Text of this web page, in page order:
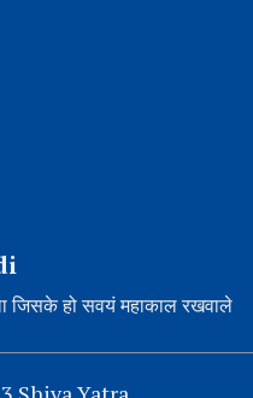
जिसके हो सवयं महाकाल रखवाले